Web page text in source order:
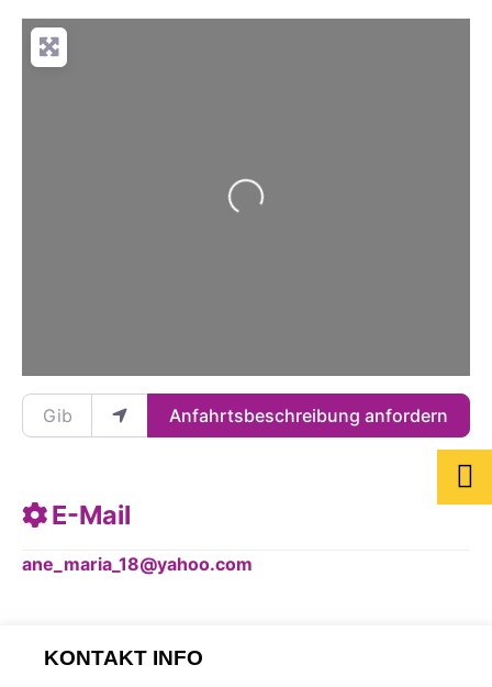
Wird geladen …
Gib deinen Standort ein.
Anfahrtsbeschreibung anfordern
E-Mail
ane_maria_18@yahoo.com
KONTAKT INFO